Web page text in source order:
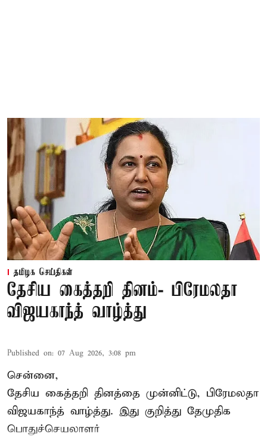
தமிழக செய்திகள்
தேசிய கைத்தறி தினம்- பிரேமலதா
விஜயகாந்த் வாழ்த்து
Published on: 07 Aug 2026, 3:08 pm
சென்னை,
தேசிய கைத்தறி தினத்தை முன்னிட்டு, பிரேமலதா
விஜயகாந்த் வாழ்த்து. இது குறித்து தேமுதிக
பொதுச்செயலாளர்